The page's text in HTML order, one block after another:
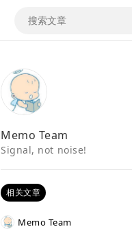
Memo Team
Signal, not noise!
相关文章
Memo Team